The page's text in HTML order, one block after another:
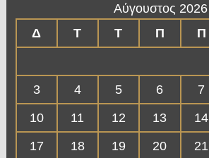
Αύγουστος 2026
Δ
Τ Τ Π Π
3
4 5 6 7
10
11 12 13 14
17
18 19 20 21